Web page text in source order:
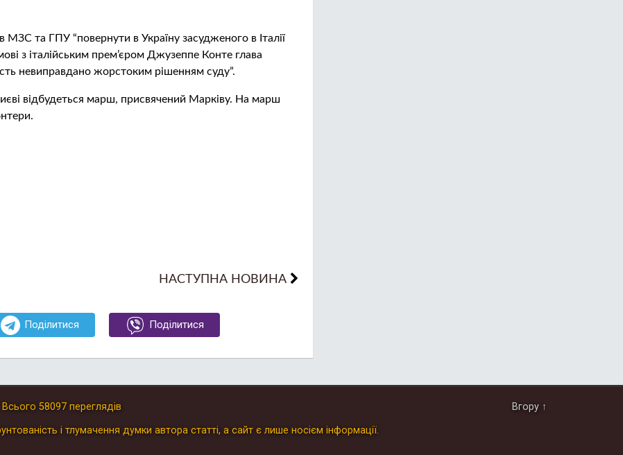
та ГПУ “повернути в Україну засудженого в Італії
з італійським прем’єром Джузеппе Конте глава
невиправдано жорстоким рішенням суду”.
відбудеться марш, присвячений Марківу. На марш
НАСТУПНА НОВИНА
Поділитися Поділитися
Всього 58097 переглядів Вгору ↑
і тлумачення думки автора статті, а сайт є лише носієм інформації.